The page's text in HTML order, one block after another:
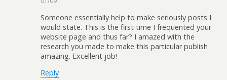
Someone essentially help to make seriously posts I
would state. This is the first time I frequented your
website page and thus far? I amazed with the
research you made to make this particular publish
amazing. Excellent job!
Reply